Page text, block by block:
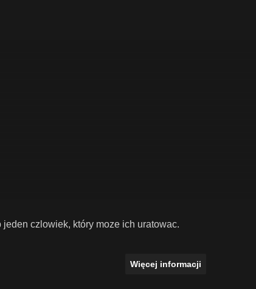
czlowiek, który moze ich uratowac.
Więcej informacji